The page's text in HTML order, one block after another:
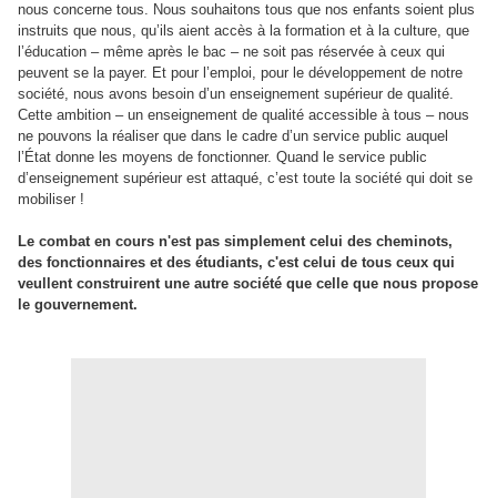
nous concerne tous. Nous souhaitons tous que nos enfants soient plus
instruits que nous, qu’ils aient accès à la formation et à la culture, que
l’éducation – même après le bac – ne soit pas réservée à ceux qui
peuvent se la payer. Et pour l’emploi, pour le développement de notre
société, nous avons besoin d’un enseignement supérieur de qualité.
Cette ambition – un enseignement de qualité accessible à tous – nous
ne pouvons la réaliser que dans le cadre d’un service public auquel
l’État donne les moyens de fonctionner. Quand le service public
d’enseignement supérieur est attaqué, c’est toute la société qui doit se
mobiliser !
Le combat en cours n'est pas simplement celui des cheminots,
des fonctionnaires et des étudiants, c'est celui de tous ceux qui
veullent construirent une autre société que celle que nous propose
le gouvernement.